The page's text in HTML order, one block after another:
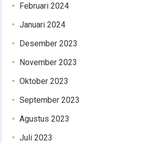
Februari 2024
Januari 2024
Desember 2023
November 2023
Oktober 2023
September 2023
Agustus 2023
Juli 2023